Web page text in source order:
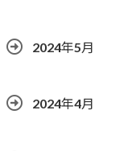
2024年5月
2024年4月